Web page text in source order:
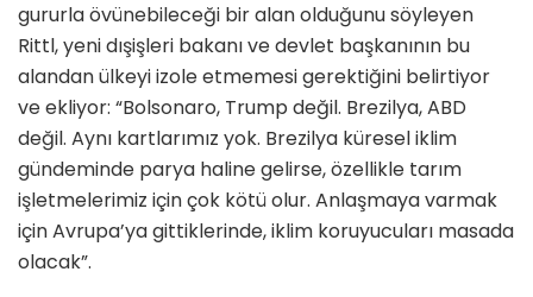
gururla övünebileceği bir alan olduğunu söyleyen
Rittl, yeni dışişleri bakanı ve devlet başkanının bu
alandan ülkeyi izole etmemesi gerektiğini belirtiyor
ve ekliyor: “Bolsonaro, Trump değil. Brezilya, ABD
değil. Aynı kartlarımız yok. Brezilya küresel iklim
gündeminde parya haline gelirse, özellikle tarım
işletmelerimiz için çok kötü olur. Anlaşmaya varmak
için Avrupa’ya gittiklerinde, iklim koruyucuları masada
olacak”.